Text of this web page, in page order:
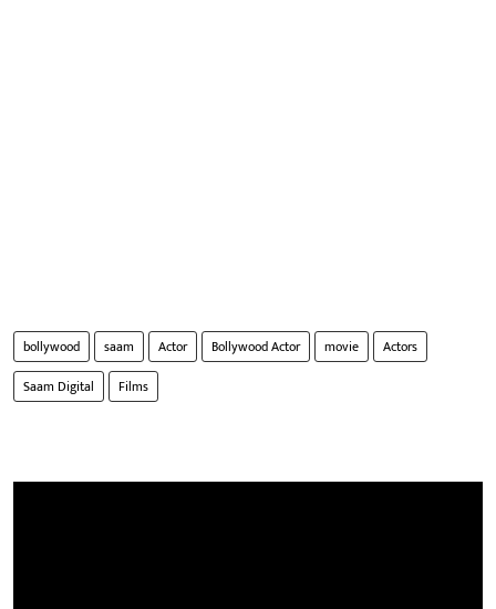
bollywood saam Actor Bollywood Actor movie
Actors
Saam Digital
Films